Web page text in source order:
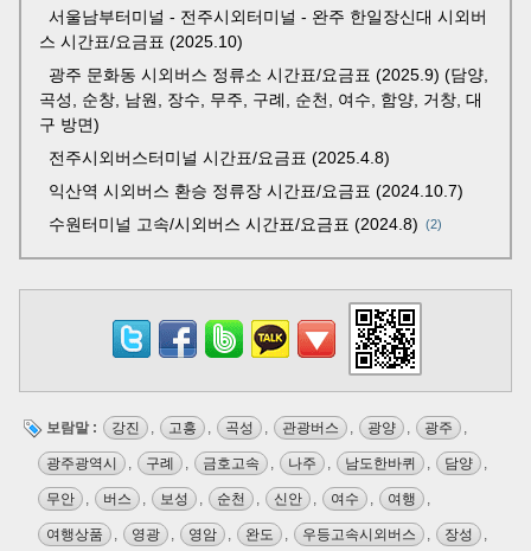
서울남부터미널 - 전주시외터미널 - 완주 한일장신대 시외버
스 시간표/요금표 (2025.10)
광주 문화동 시외버스 정류소 시간표/요금표 (2025.9) (담양,
곡성, 순창, 남원, 장수, 무주, 구례, 순천, 여수, 함양, 거창, 대
구 방면)
전주시외버스터미널 시간표/요금표 (2025.4.8)
익산역 시외버스 환승 정류장 시간표/요금표 (2024.10.7)
수원터미널 고속/시외버스 시간표/요금표 (2024.8)
2
보람말 : 강진 고흥 곡성 관광버스 광양 광주
광주광역시 구례 금호고속 나주 남도한바퀴 담양
무안 버스 보성 순천 신안 여수 여행
여행상품 영광 영암 완도 우등고속시외버스 장성